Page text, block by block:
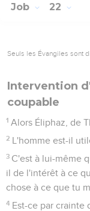
Job 22
Seuls les Évangiles sont
Intervention
coupable
1 Alors Éliphaz, de
2 L'homme est-il
3 C'est à lui-même
il de l'intérêt à ce
chose à ce que tu
4 Est-ce par crainte